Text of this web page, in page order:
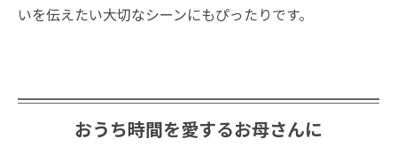
いを伝えたい大切なシーンにもぴったりです。
おうち時間を愛するお母さんに